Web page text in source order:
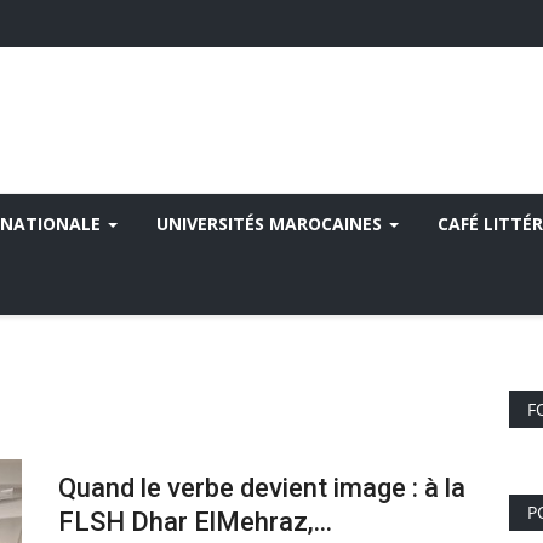
UNIVERSITÉS MAROCAINES CAFÉ
Quand le verbe devient image : à la
FLSH Dhar ElMehraz,...